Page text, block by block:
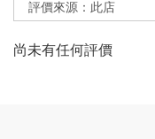
尚未有任何評價